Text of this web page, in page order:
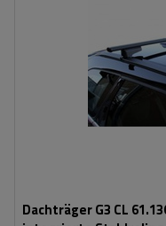
Dachträger G3 CL